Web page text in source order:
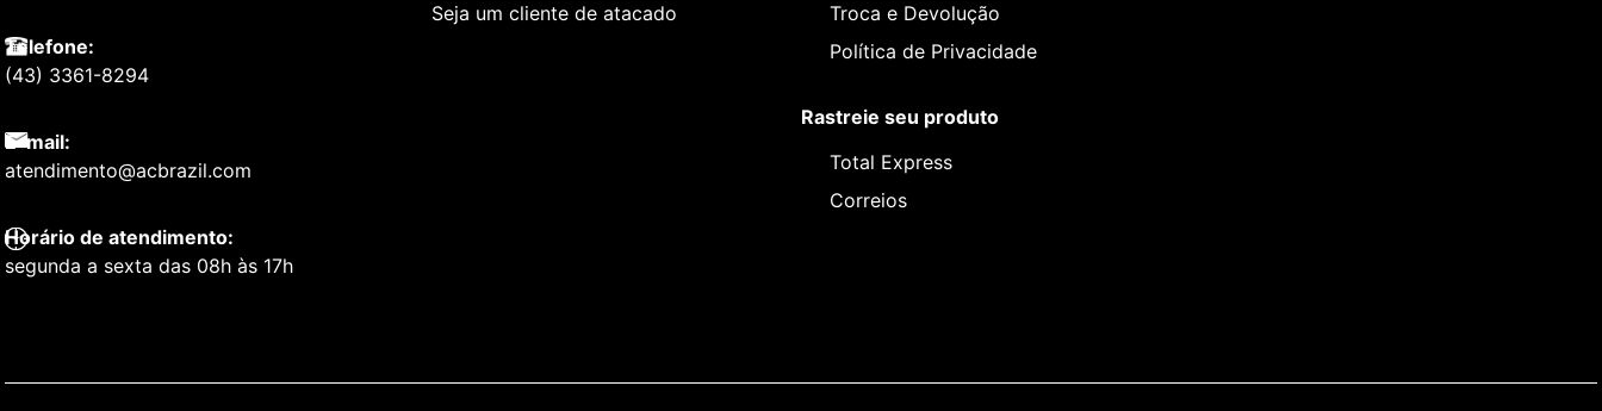
Telefone:
(43) 3361-8294
E-mail:
atendimento@acbrazil.com
Horário de atendimento:
segunda a sexta das 08h às 17h
Seja um cliente de atacado
Troca e Devolução
Política de Privacidade
Rastreie seu produto
Total Express
Correios